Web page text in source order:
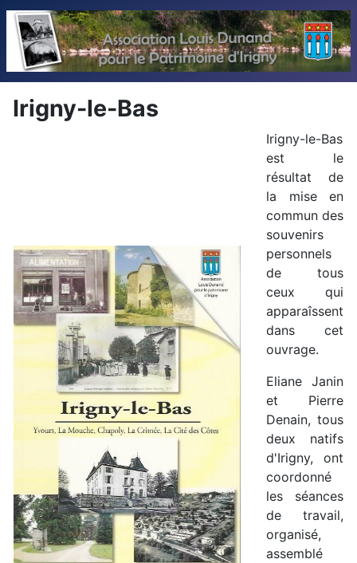
Irigny-le-Bas
Irigny-le-Bas
est le
résultat de
la mise en
commun des
souvenirs
personnels
de tous
ceux qui
apparaîssent
dans cet
ouvrage.
Eliane Janin
et Pierre
Denain, tous
deux natifs
d'Irigny, ont
coordonné
les séances
de travail,
organisé,
assemblé